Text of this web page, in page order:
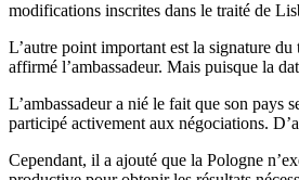
modifications inscrites dans le traité de
L’autre point important est la signature
affirmé l’ambassadeur. Mais puisque la
L’ambassadeur a nié le fait que son pays
participé activement aux négociations.
Cependant, il a ajouté que la Pologne